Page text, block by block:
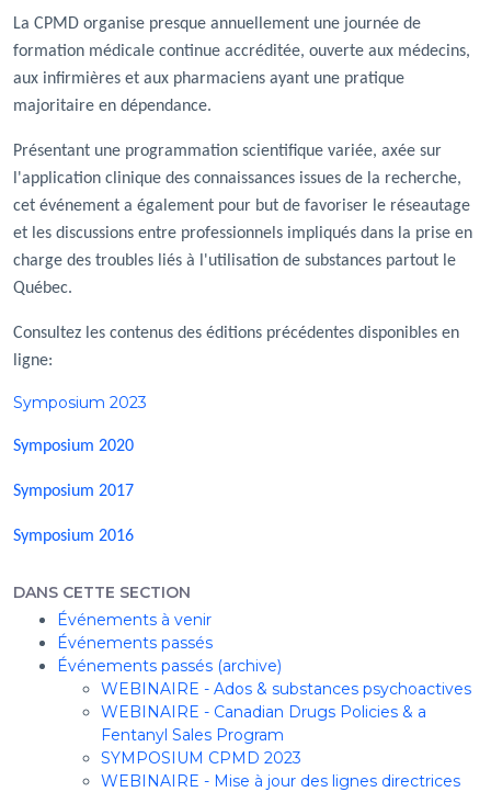
La CPMD organise presque annuellement une journée de
formation médicale continue accréditée, ouverte aux médecins,
aux infirmières et aux pharmaciens ayant une pratique
majoritaire en dépendance.
Présentant une programmation scientifique variée, axée sur
l'application clinique des connaissances issues de la recherche,
cet événement a également pour but de favoriser le réseautage
et les discussions entre professionnels impliqués dans la prise en
charge des troubles liés à l'utilisation de substances partout le
Québec.
Consultez les contenus des éditions précédentes disponibles en
ligne:
Symposium 2023
Symposium 2020
Symposium 2017
Symposium 2016
DANS CETTE SECTION
Événements à venir
Événements passés
Événements passés (archive)
WEBINAIRE - Ados & substances psychoactives
WEBINAIRE - Canadian Drugs Policies & a
Fentanyl Sales Program
SYMPOSIUM CPMD 2023
WEBINAIRE - Mise à jour des lignes directrices